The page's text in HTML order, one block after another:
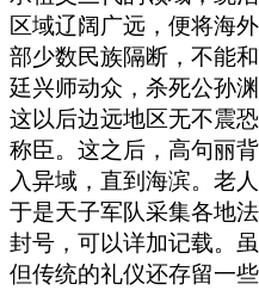
区域辽阔广远，便将海
部少数民族隔断，不能
廷兴师动众，杀死公孙
这以后边远地区无不震
称臣。这之后，高句丽
入异域，直到海滨。老
于是天子军队采集各地
封号，可以详加记载。
但传统的礼仪还存留一